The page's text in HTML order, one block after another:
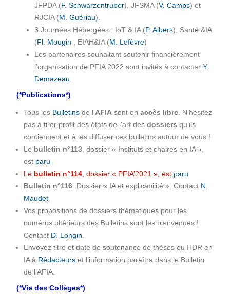
JFPDA (F. Schwarzentruber), JFSMA (V. Camps) et
RJCIA (M. Guériau).
3 Journées Hébergées : IoT & IA (P. Albers), Santé &IA
(Fl. Mougin , EIAH&IA (M. Lefèvre)
Les partenaires souhaitant soutenir financièrement
l’organisation de PFIA 2022 sont invités à contacter Y.
Demazeau
(*Publications*)
Tous les Bulletinsde l’AFIAsont en accès libre. N’hésitez
pas à tirer profit des états de l’art des dossiers qu’ils
contiennent et à les diffuser ces bulletins autour de vous !
Le bulletin n°113, dossier « Instituts et chaires en IA »,
est paru
Le bulletin n°114, dossier « PFIA’2021 », est paru
Bulletin n°116. Dossier « IA et explicabilité ». Contact N.
Maudet.
Vos propositions de dossiers thématiques pour les
numéros ultérieurs des Bulletins sont les bienvenues !
Contact D. Longin
Envoyez titre et date de soutenance de thèses ou HDR en
IA à Rédacteurset l’information paraîtra dans le Bulletin
de l’AFIA.
(*Vie des Collèges*)